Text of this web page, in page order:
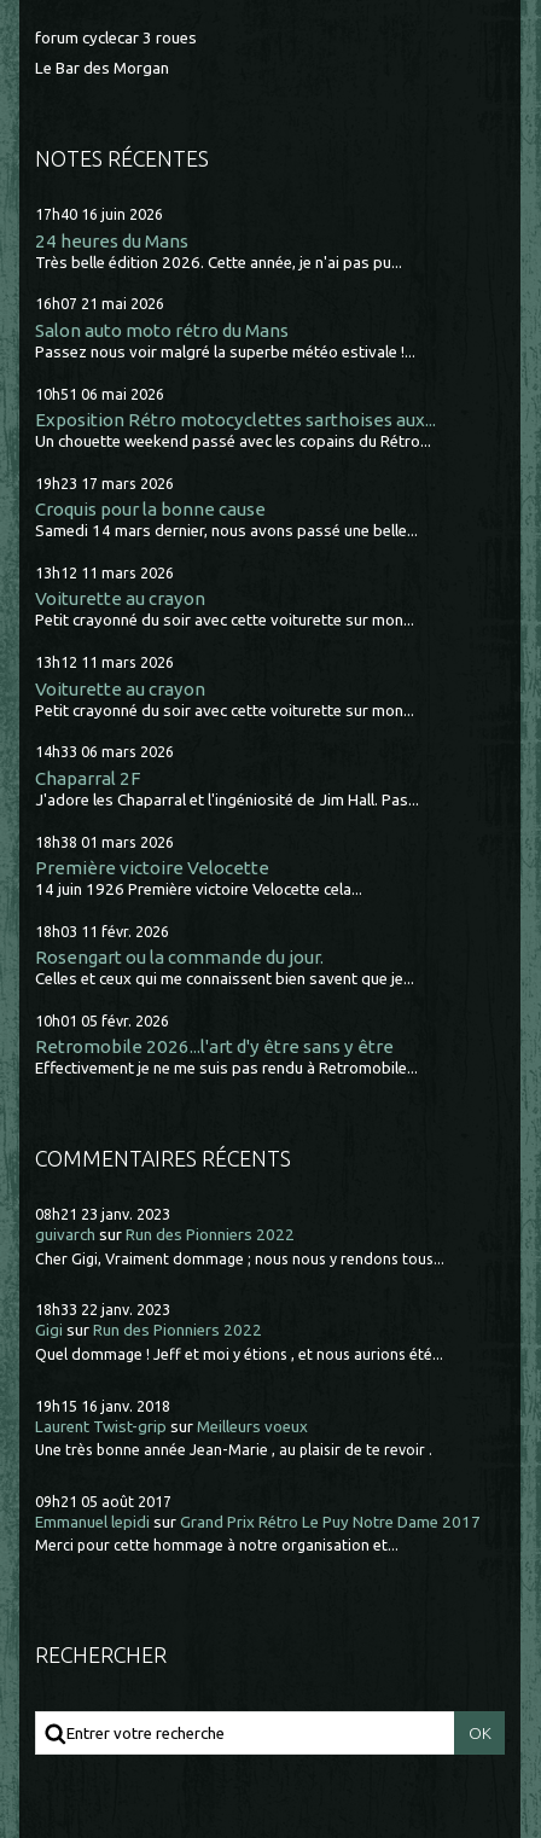
forum cyclecar 3 roues
Le Bar des Morgan
NOTES RÉCENTES
17h40 16 juin 2026
24 heures du Mans
Très belle édition 2026. Cette année, je n'ai pas pu...
16h07 21 mai 2026
Salon auto moto rétro du Mans
Passez nous voir malgré la superbe météo estivale !...
10h51 06 mai 2026
Exposition Rétro motocyclettes sarthoises aux...
Un chouette weekend passé avec les copains du Rétro...
19h23 17 mars 2026
Croquis pour la bonne cause
Samedi 14 mars dernier, nous avons passé une belle...
13h12 11 mars 2026
Voiturette au crayon
Petit crayonné du soir avec cette voiturette sur mon...
13h12 11 mars 2026
Voiturette au crayon
Petit crayonné du soir avec cette voiturette sur mon...
14h33 06 mars 2026
Chaparral 2F
J'adore les Chaparral et l'ingéniosité de Jim Hall. Pas...
18h38 01 mars 2026
Première victoire Velocette
14 juin 1926 Première victoire Velocette cela...
18h03 11 févr. 2026
Rosengart ou la commande du jour.
Celles et ceux qui me connaissent bien savent que je...
10h01 05 févr. 2026
Retromobile 2026...l'art d'y être sans y être
Effectivement je ne me suis pas rendu à Retromobile...
COMMENTAIRES RÉCENTS
08h21 23 janv. 2023
guivarch surRun des Pionniers 2022
Cher Gigi, Vraiment dommage ; nous nous y rendons tous...
18h33 22 janv. 2023
Gigi surRun des Pionniers 2022
Quel dommage ! Jeff et moi y étions , et nous aurions été...
19h15 16 janv. 2018
Laurent Twist-grip surMeilleurs voeux
Une très bonne année Jean-Marie , au plaisir de te revoir .
09h21 05 août 2017
Emmanuel lepidi surGrand Prix Rétro Le Puy Notre Dame 2017
Merci pour cette hommage à notre organisation et...
RECHERCHER